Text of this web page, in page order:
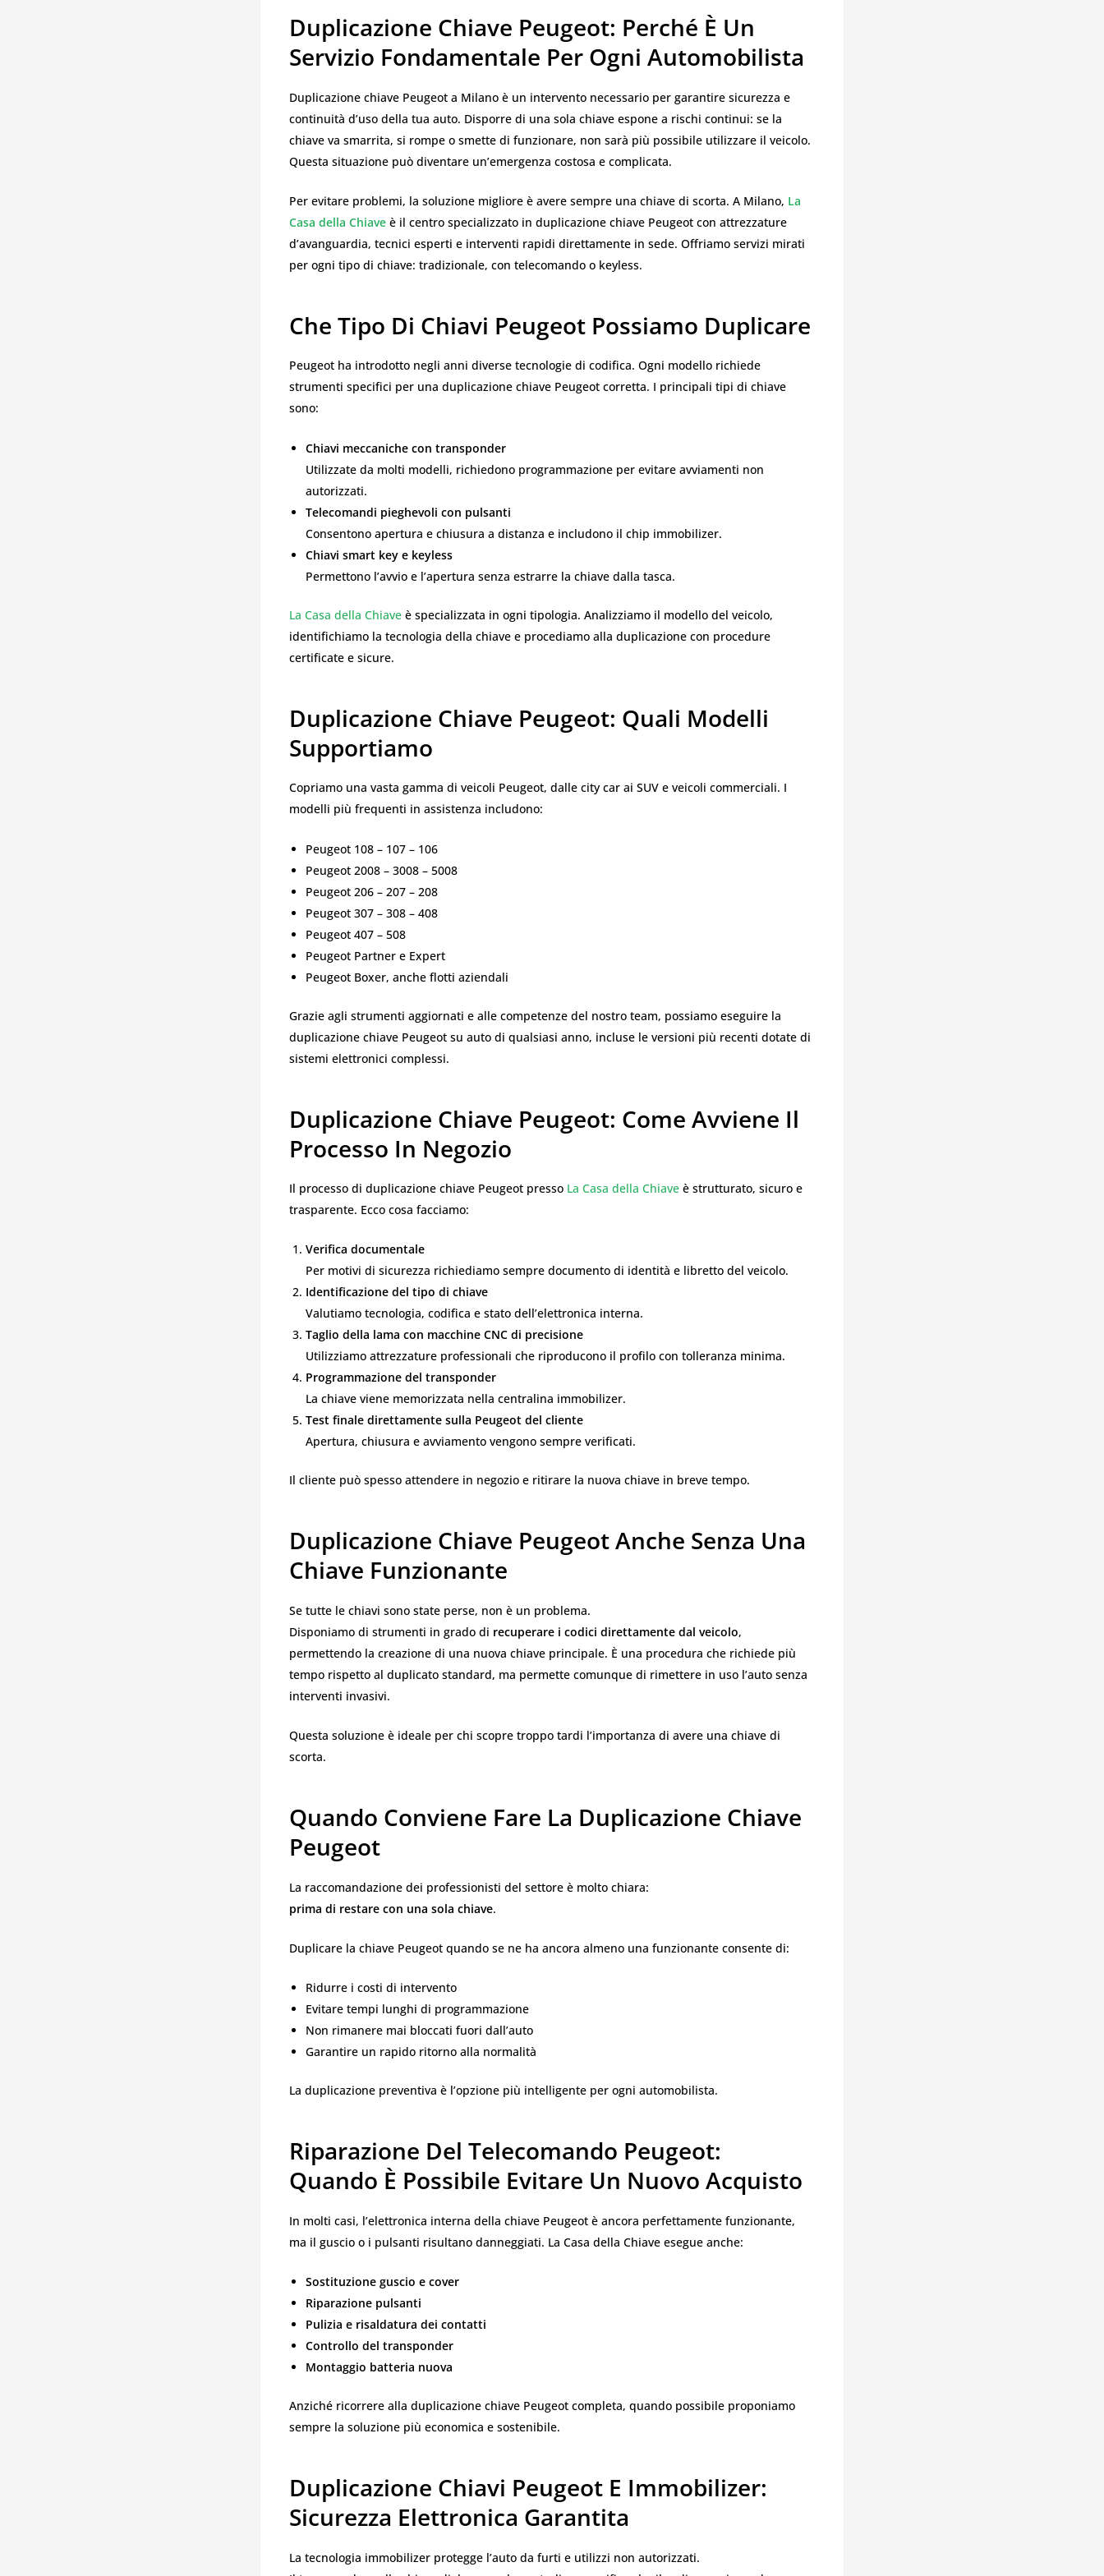
Duplicazione Chiave Peugeot: Perché È Un
Servizio Fondamentale Per Ogni Automobilista
Duplicazione chiave Peugeot a Milano è un intervento necessario per garantire sicurezza e
continuità d’uso della tua auto. Disporre di una sola chiave espone a rischi continui: se la
chiave va smarrita, si rompe o smette di funzionare, non sarà più possibile utilizzare il veicolo.
Questa situazione può diventare un’emergenza costosa e complicata.
Per evitare problemi, la soluzione migliore è avere sempre una chiave di scorta. A Milano, La
Casa della Chiave è il centro specializzato in duplicazione chiave Peugeot con attrezzature
d’avanguardia, tecnici esperti e interventi rapidi direttamente in sede. Offriamo servizi mirati
per ogni tipo di chiave: tradizionale, con telecomando o keyless.
Che Tipo Di Chiavi Peugeot Possiamo Duplicare
Peugeot ha introdotto negli anni diverse tecnologie di codifica. Ogni modello richiede
strumenti specifici per una duplicazione chiave Peugeot corretta. I principali tipi di chiave
sono:
Chiavi meccaniche con transponder
Utilizzate da molti modelli, richiedono programmazione per evitare avviamenti non
autorizzati.
Telecomandi pieghevoli con pulsanti
Consentono apertura e chiusura a distanza e includono il chip immobilizer.
Chiavi smart key e keyless
Permettono l’avvio e l’apertura senza estrarre la chiave dalla tasca.
La Casa della Chiave è specializzata in ogni tipologia. Analizziamo il modello del veicolo,
identifichiamo la tecnologia della chiave e procediamo alla duplicazione con procedure
certificate e sicure.
Duplicazione Chiave Peugeot: Quali Modelli
Supportiamo
Copriamo una vasta gamma di veicoli Peugeot, dalle city car ai SUV e veicoli commerciali. I
modelli più frequenti in assistenza includono:
Peugeot 108 – 107 – 106
Peugeot 2008 – 3008 – 5008
Peugeot 206 – 207 – 208
Peugeot 307 – 308 – 408
Peugeot 407 – 508
Peugeot Partner e Expert
Peugeot Boxer, anche flotti aziendali
Grazie agli strumenti aggiornati e alle competenze del nostro team, possiamo eseguire la
duplicazione chiave Peugeot su auto di qualsiasi anno, incluse le versioni più recenti dotate di
sistemi elettronici complessi.
Duplicazione Chiave Peugeot: Come Avviene Il
Processo In Negozio
Il processo di duplicazione chiave Peugeot presso La Casa della Chiave è strutturato, sicuro e
trasparente. Ecco cosa facciamo:
Verifica documentale
Per motivi di sicurezza richiediamo sempre documento di identità e libretto del veicolo.
Identificazione del tipo di chiave
Valutiamo tecnologia, codifica e stato dell’elettronica interna.
Taglio della lama con macchine CNC di precisione
Utilizziamo attrezzature professionali che riproducono il profilo con tolleranza minima.
Programmazione del transponder
La chiave viene memorizzata nella centralina immobilizer.
Test finale direttamente sulla Peugeot del cliente
Apertura, chiusura e avviamento vengono sempre verificati.
Il cliente può spesso attendere in negozio e ritirare la nuova chiave in breve tempo.
Duplicazione Chiave Peugeot Anche Senza Una
Chiave Funzionante
Se tutte le chiavi sono state perse, non è un problema.
Disponiamo di strumenti in grado di recuperare i codici direttamente dal veicolo,
permettendo la creazione di una nuova chiave principale. È una procedura che richiede più
tempo rispetto al duplicato standard, ma permette comunque di rimettere in uso l’auto senza
interventi invasivi.
Questa soluzione è ideale per chi scopre troppo tardi l’importanza di avere una chiave di
scorta.
Quando Conviene Fare La Duplicazione Chiave
Peugeot
La raccomandazione dei professionisti del settore è molto chiara:
prima di restare con una sola chiave.
Duplicare la chiave Peugeot quando se ne ha ancora almeno una funzionante consente di:
Ridurre i costi di intervento
Evitare tempi lunghi di programmazione
Non rimanere mai bloccati fuori dall’auto
Garantire un rapido ritorno alla normalità
La duplicazione preventiva è l’opzione più intelligente per ogni automobilista.
Riparazione Del Telecomando Peugeot:
Quando È Possibile Evitare Un Nuovo Acquisto
In molti casi, l’elettronica interna della chiave Peugeot è ancora perfettamente funzionante,
ma il guscio o i pulsanti risultano danneggiati. La Casa della Chiave esegue anche:
Sostituzione guscio e cover
Riparazione pulsanti
Pulizia e risaldatura dei contatti
Controllo del transponder
Montaggio batteria nuova
Anziché ricorrere alla duplicazione chiave Peugeot completa, quando possibile proponiamo
sempre la soluzione più economica e sostenibile.
Duplicazione Chiavi Peugeot E Immobilizer:
Sicurezza Elettronica Garantita
La tecnologia immobilizer protegge l’auto da furti e utilizzi non autorizzati.